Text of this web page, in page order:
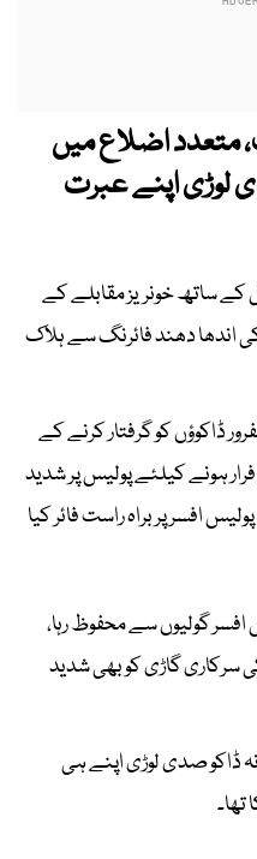
اضلاع میں
لوڑی اپنے عبرت
ساتھ خونریز مقابلے کے
اندھا دھند فائرنگ سے ہلاک
ڈاکوؤں کو گرفتار کرنے کے
ہونے کیلئے پولیس پر شدید
افسر پر براہ راست فائر کیا
گولیوں سے محفوظ رہا،
گاڑی کو بھی شدید
ڈاکو صدی لوڑی اپنے ہی